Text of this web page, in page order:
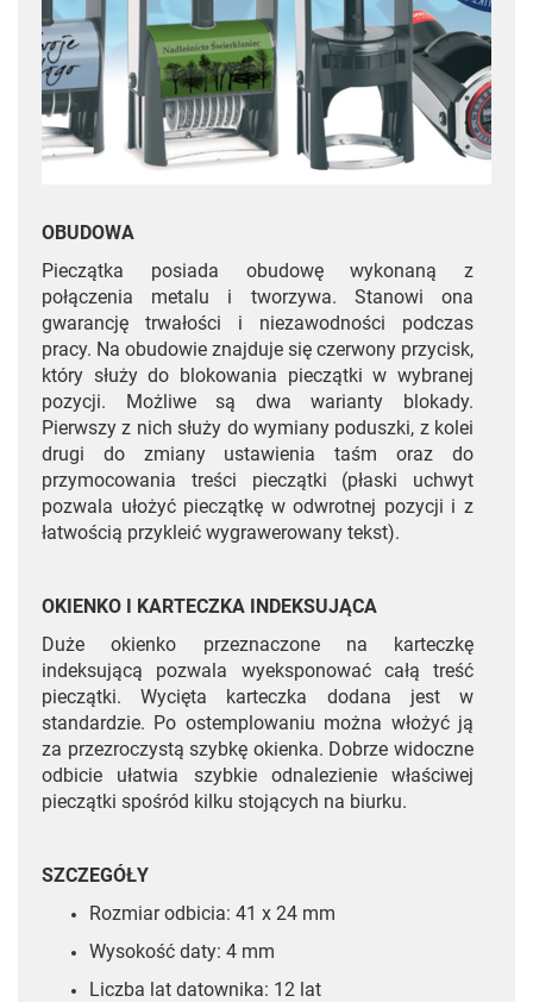
OBUDOWA
Pieczątka posiada obudowę wykonaną z
połączenia metalu i tworzywa. Stanowi ona
gwarancję trwałości i niezawodności podczas
pracy. Na obudowie znajduje się czerwony przycisk,
który służy do blokowania pieczątki w wybranej
pozycji. Możliwe są dwa warianty blokady.
Pierwszy z nich służy do wymiany poduszki, z kolei
drugi do zmiany ustawienia taśm oraz do
przymocowania treści pieczątki (płaski uchwyt
pozwala ułożyć pieczątkę w odwrotnej pozycji i z
łatwością przykleić wygrawerowany tekst).
OKIENKO I KARTECZKA INDEKSUJĄCA
Duże okienko przeznaczone na karteczkę
indeksującą pozwala wyeksponować całą treść
pieczątki. Wycięta karteczka dodana jest w
standardzie. Po ostemplowaniu można włożyć ją
za przezroczystą szybkę okienka. Dobrze widoczne
odbicie ułatwia szybkie odnalezienie właściwej
pieczątki spośród kilku stojących na biurku.
SZCZEGÓŁY
Rozmiar odbicia: 41 x 24 mm
Wysokość daty: 4 mm
Liczba lat datownika: 12 lat